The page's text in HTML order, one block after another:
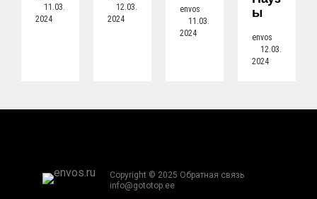
11.03.
2024
12.03.
2024
envos
11.03.
2024
Ы
envos
12.03.
2024
Copyright © 2025 Обратная связь
info@gototop.ee